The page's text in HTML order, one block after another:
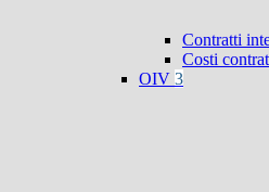
Contratti
Costi
OIV 3